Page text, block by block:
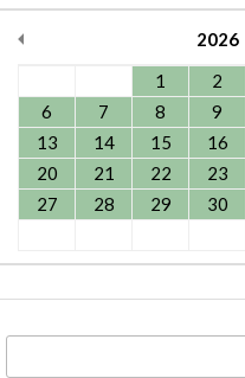
2026
1
2
6
7 8 9
13
14 15 16
20
21 22 23
27
28 29 30